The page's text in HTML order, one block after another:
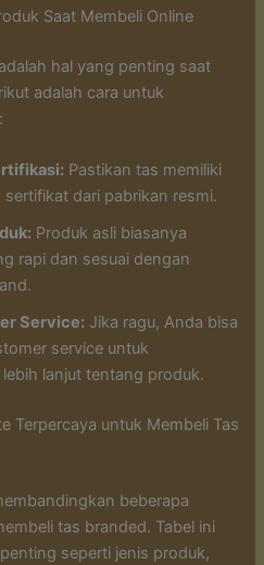
Saat Membeli Online
hal yang penting saat
adalah cara untuk
Pastikan tas memiliki
sertifikat dari pabrikan resmi.
Produk asli biasanya
rapi dan sesuai dengan
Service: Jika ragu, Anda bisa
service untuk
lanjut tentang produk.
Terpercaya untuk Membeli Tas
beberapa
tas branded. Tabel ini
seperti jenis produk,